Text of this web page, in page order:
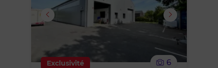
ou
supprimer
le
Exclusivité
6